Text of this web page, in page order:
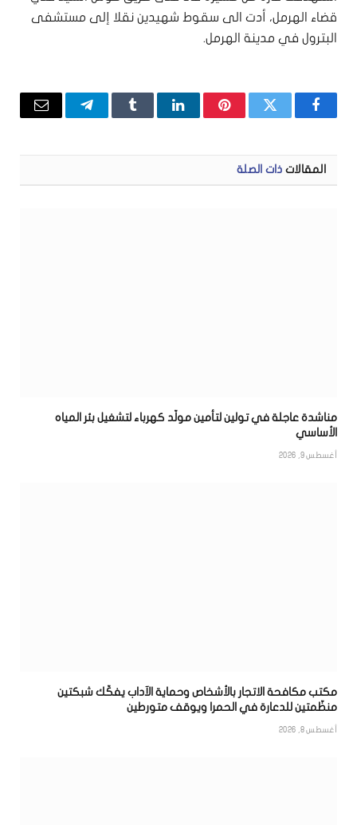
قضاء الهرمل، أدت الى سقوط شهيدين نقلا إلى مستشفى
البترول في مدينة الهرمل.
فيسبوكتويتر بينتيريستلينكدإنTumblrتيلقرامالبريد
المقالات ذات الصلة
مناشدة عاجلة في تولين لتأمين مولّد كهرباء لتشغيل بئر المياه
الأساسي
أغسطس 9, 2026
مكتب مكافحة الاتجار بالأشخاص وحماية الآداب يفكّك شبكتين
منظّمتين للدعارة في الحمرا ويوقف متورطين
أغسطس 8, 2026